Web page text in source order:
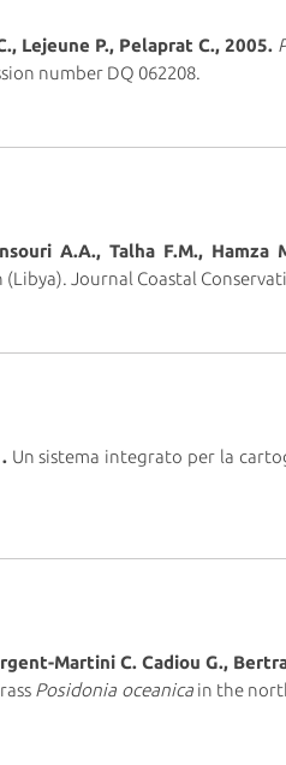
Lejeune P., Pelaprat C., 2005.
number DQ 062208.
A.A., Talha F.M.,
Journal Coastal
Un sistema integrato per la
Martini C. Cadiou G.,
Posidonia oceanica in the